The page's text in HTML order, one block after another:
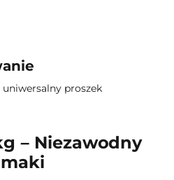
proszek
– Niezawodny